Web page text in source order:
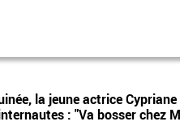
la jeune actrice
: "Va bosser chez